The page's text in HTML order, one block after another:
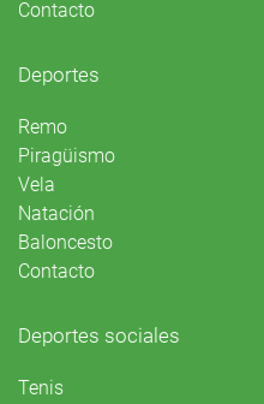
Contacto
Deportes
Remo
Piragüismo
Vela
Natación
Baloncesto
Contacto
Deportes sociales
Tenis